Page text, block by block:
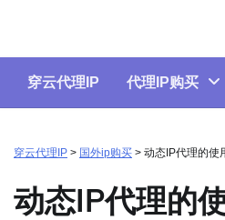
content
穿云代理IP 代理IP购买
穿云代理IP > 国外ip购买 > 动态IP代理的使
动态IP代理的